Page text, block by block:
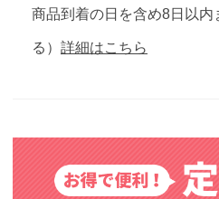
商品到着の日を含め8日以
る）詳細はこちら